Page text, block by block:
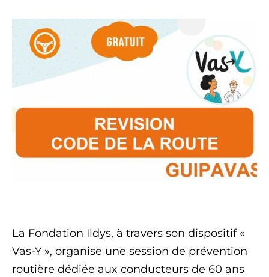
La Fondation Ildys, à travers son dispositif «
Vas-Y », organise une session de prévention
routière dédiée aux conducteurs de 60 ans